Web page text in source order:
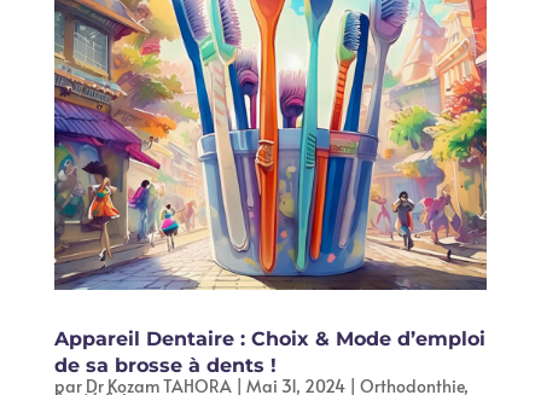
Appareil Dentaire : Choix & Mode d’emploi
de sa brosse à dents !
par Dr Kozam TAHORA | Mai 31, 2024| Orthodonthie,